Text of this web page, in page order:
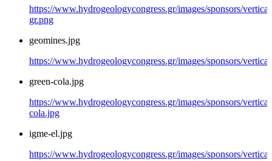
https://www.hydrogeologycongress.gr/images/sponsors/
gr.png
geomines.jpg
https://www.hydrogeologycongress.gr/images/sponsors/
green-cola.jpg
https://www.hydrogeologycongress.gr/images/sponsors/
cola.jpg
igme-el.jpg
https://www.hydrogeologycongress.gr/images/sponsors/